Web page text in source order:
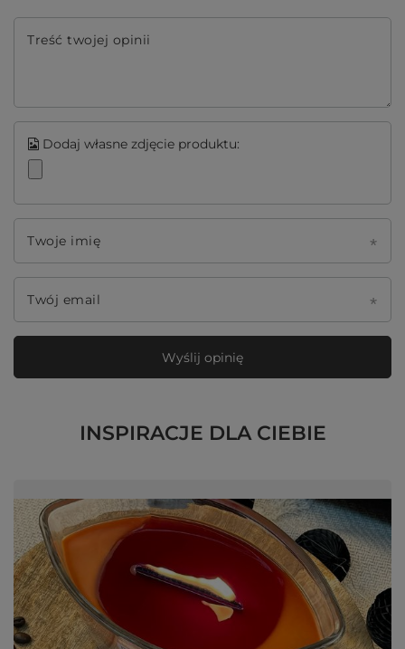
Treść twojej opinii
Dodaj własne zdjęcie produktu:
Twoje imię
Twój email
Wyślij opinię
INSPIRACJE DLA CIEBIE